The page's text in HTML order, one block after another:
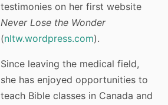
testimonies on her first website
Never Lose the Wonder
(nltw.wordpress.com).
Since leaving the medical field,
she has enjoyed opportunities to
teach Bible classes in Canada and